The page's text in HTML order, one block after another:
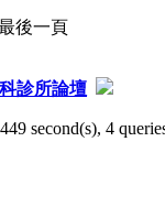
後一頁
診所論壇
second(s), 4